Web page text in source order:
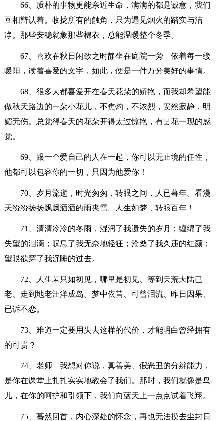
66、质朴的事物更能亲近生命，满满的都是诚意，我们
互相辩认着。收拢所有的触角，只为遇见烟火的踏实与洁
净。那些安稳就象那些棉衣，总能温暖整个冬季。
67、喜欢在秋日闲致之时静坐在庭院一旁，依着每一缕
暖阳，读着喜爱的文字，如此，便是一件万分美好的事情。
68、很多人都喜爱开在春天花朵的娇艳，而我却希望能
做秋天路边的一朵小花儿，不焦灼，不浓烈，安然寂静，明
媚无伤。总觉得春天的花朵开得太过惊艳，有昙花一现的感
觉。
69、跟一个爱自己的人在一起，你可以无止境的任性，
他都可以包容你的一切，只因为他爱你！
70、岁月流逝，时光匆匆，转眼之间，人已暮年。看漫
天纷纷扬扬飘飘洒洒的雨夹雪。人生如梦，转眼百年！
71、清清冷冷的冬雨，湿润了我遗失的岁月；缠绵了我
失望的泪滴；叹息了我无奈地轻狂；沧桑了我久违的红颜；
望眼欲穿了我沉睡的过去。
72、人生若只如初见，哪里是初见、等到天荒大陆已
老、走到地老汪洋成岛。梦中依昔、可曾泪流、昨日因果、
已诉不恋。
73、难道一定要用失去这样的代价，才能明白曾经拥有
的可贵？
74、老师，我想对你说，真善美、假恶丑的分辨能力，
是你在课堂上扎扎实实地教会了我们。那时，我们就像是鸟
儿，在你的呵护和引领下，我们向蓝天上一点点试着飞翔。
75、蓦然回首，内心深处的怀念，再也无法摸去尘封日